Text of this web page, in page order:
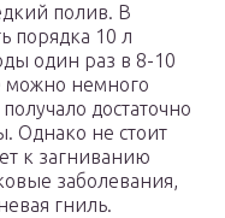
полив. В
порядка 10 л
один раз в 8-10
немного
достаточно
Однако не стоит
к загниванию
заболевания,
гниль.